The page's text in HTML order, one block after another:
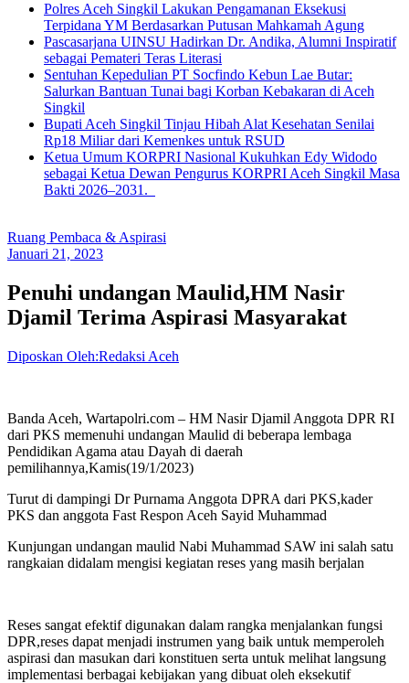
Polres Aceh Singkil Lakukan Pengamanan Eksekusi
Terpidana YM Berdasarkan Putusan Mahkamah Agung
Pascasarjana UINSU Hadirkan Dr. Andika, Alumni Inspiratif
sebagai Pemateri Teras Literasi
Sentuhan Kepedulian PT Socfindo Kebun Lae Butar:
Salurkan Bantuan Tunai bagi Korban Kebakaran di Aceh
Singkil
Bupati Aceh Singkil Tinjau Hibah Alat Kesehatan Senilai
Rp18 Miliar dari Kemenkes untuk RSUD
Ketua Umum KORPRI Nasional Kukuhkan Edy Widodo
sebagai Ketua Dewan Pengurus KORPRI Aceh Singkil Masa
Bakti 2026–2031.
Ruang Pembaca & Aspirasi
Januari 21, 2023
Penuhi undangan Maulid,HM Nasir
Djamil Terima Aspirasi Masyarakat
Diposkan Oleh:Redaksi Aceh
Banda Aceh, Wartapolri.com – HM Nasir Djamil Anggota DPR RI
dari PKS memenuhi undangan Maulid di beberapa lembaga
Pendidikan Agama atau Dayah di daerah
pemilihannya,Kamis(19/1/2023)
Turut di dampingi Dr Purnama Anggota DPRA dari PKS,kader
PKS dan anggota Fast Respon Aceh Sayid Muhammad
Kunjungan undangan maulid Nabi Muhammad SAW ini salah satu
rangkaian didalam mengisi kegiatan reses yang masih berjalan
Reses sangat efektif digunakan dalam rangka menjalankan fungsi
DPR,reses dapat menjadi instrumen yang baik untuk memperoleh
aspirasi dan masukan dari konstituen serta untuk melihat langsung
implementasi berbagai kebijakan yang dibuat oleh eksekutif